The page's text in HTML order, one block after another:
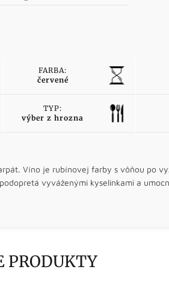
FARBA:
červené
TYP:
výber z hrozna
Víno je rubínovej farby s vôňou po
vyváženými kyselinkami a
PRODUKTY